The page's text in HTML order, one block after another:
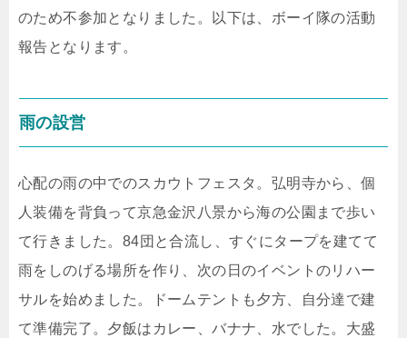
のため不参加となりました。以下は、ボーイ隊の活動
報告となります。
雨の設営
心配の雨の中でのスカウトフェスタ。弘明寺から、個
人装備を背負って京急金沢八景から海の公園まで歩い
て行きました。84団と合流し、すぐにタープを建てて
雨をしのげる場所を作り、次の日のイベントのリハー
サルを始めました。ドームテントも夕方、自分達で建
て準備完了。夕飯はカレー、バナナ、水でした。大盛